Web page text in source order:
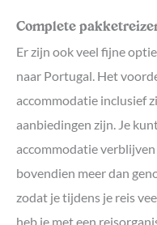
Complete
Er zijn ook veel fijne
naar Portugal. Het
accommodatie inclusief
aanbiedingen zijn. Je
accommodatie
bovendien meer dan
zodat je tijdens je reis
heb je met een